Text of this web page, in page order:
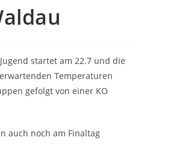
startet am 22.7 und die
Temperaturen
gefolgt von einer KO
auch noch am Finaltag